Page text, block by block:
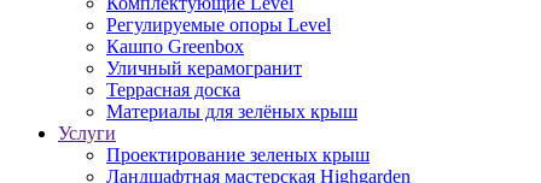
Регулируемые опоры Level
Кашпо Greenbox
Уличный керамогранит
Террасная доска
Материалы для зелёных крыш
Услуги
Проектирование зеленых крыш
Ландшафтная мастерская Highgarden